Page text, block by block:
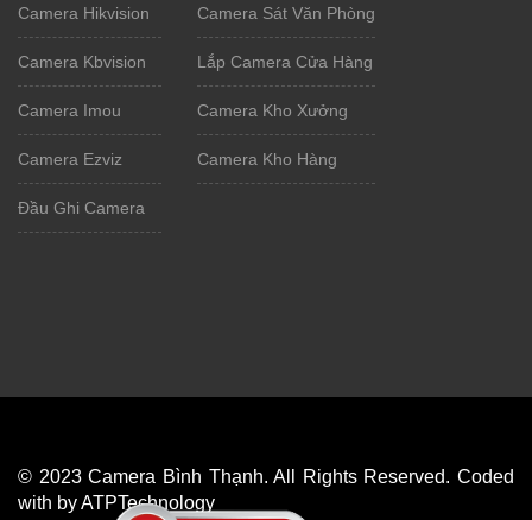
Camera Hikvision
Camera Kbvision
Camera Imou
Camera Ezviz
Đầu Ghi Camera
Camera Sát Văn Phòng
Lắp Camera Cửa Hàng
Camera Kho Xưởng
Camera Kho Hàng
© 2023 Camera Bình Thạnh. All Rights Reserved. Coded
with by ATPTechnology